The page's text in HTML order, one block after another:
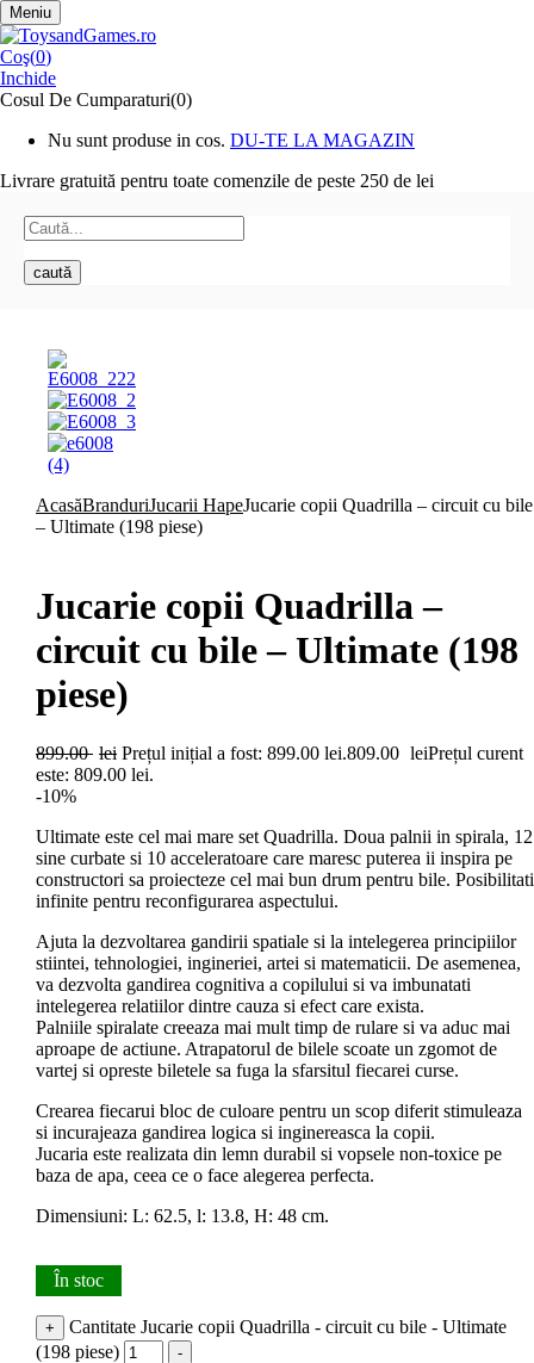
Meniu
Coş(0)
Inchide
Cosul De Cumparaturi(0)
Nu sunt produse in cos. DU-TE LA MAGAZIN
Livrare gratuită pentru toate comenzile de peste 250 de lei
caută
AcasăBranduriJucarii HapeJucarie copii Quadrilla – circuit cu bile
– Ultimate (198 piese)
Jucarie copii Quadrilla –
circuit cu bile – Ultimate (198
piese)
899.00 lei Prețul inițial a fost: 899.00 lei.809.00 leiPrețul curent
este: 809.00 lei.
-10%
Ultimate este cel mai mare set Quadrilla. Doua palnii in spirala, 12
sine curbate si 10 acceleratoare care maresc puterea ii inspira pe
constructori sa proiecteze cel mai bun drum pentru bile. Posibilitati
infinite pentru reconfigurarea aspectului.
Ajuta la dezvoltarea gandirii spatiale si la intelegerea principiilor
stiintei, tehnologiei, ingineriei, artei si matematicii. De asemenea,
va dezvolta gandirea cognitiva a copilului si va imbunatati
intelegerea relatiilor dintre cauza si efect care exista.
Palniile spiralate creeaza mai mult timp de rulare si va aduc mai
aproape de actiune. Atrapatorul de bilele scoate un zgomot de
vartej si opreste biletele sa fuga la sfarsitul fiecarei curse.
Crearea fiecarui bloc de culoare pentru un scop diferit stimuleaza
si incurajeaza gandirea logica si inginereasca la copii.
Jucaria este realizata din lemn durabil si vopsele non-toxice pe
baza de apa, ceea ce o face alegerea perfecta.
Dimensiuni: L: 62.5, l: 13.8, H: 48 cm.
În stoc
+
Cantitate Jucarie copii Quadrilla - circuit cu bile - Ultimate
(198 piese)
-